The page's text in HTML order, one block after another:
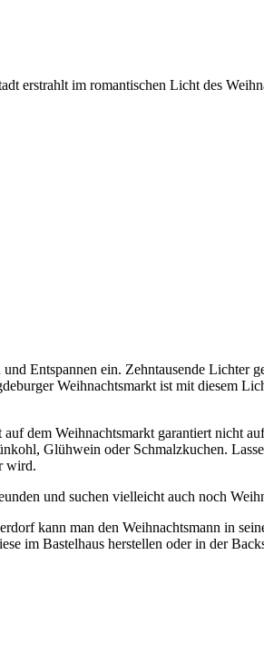
erstrahlt im romantischen Licht des
Entspannen ein. Zehntausende Lichter
Weihnachtsmarkt ist mit diesem
dem Weihnachtsmarkt garantiert nicht
Glühwein oder Schmalzkuchen.
wird.
und suchen vielleicht auch noch
kann man den Weihnachtsmann in
im Bastelhaus herstellen oder in der